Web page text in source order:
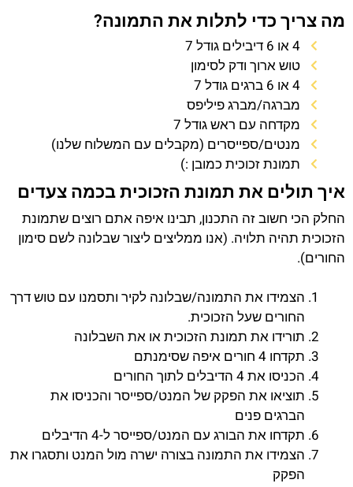
מה צריך כדי לתלות את התמונה?
4 או 6 דיבילים גודל 7
טוש ארוך ודק לסימון
4 או 6 ברגים גודל 7
מברגה/מברג פיליפס
מקדחה עם ראש גודל 7
מנטים/ספייסרים (מקבלים עם המשלוח שלנו)
תמונת זכוכית כמובן :)
איך תולים את תמונת הזכוכית בכמה צעדים
החלק הכי חשוב זה התכנון, תבינו איפה אתם רוצים שתמונת
הזכוכית תהיה תלויה. (אנו ממליצים ליצור שבלונה לשם סימון
החורים).
הצמידו את התמונה/שבלונה לקיר ותסמנו עם טוש דרך
החורים שעל הזכוכית.
תורידו את תמונת הזכוכית או את השבלונה
תקדחו 4 חורים איפה שסימנתם
הכניסו את 4 הדיבלים לתוך החורים
תוציאו את הפקק של המנט/ספייסר והכניסו את
הברגים פנים
תקדחו את הבורג עם המנט/ספייסר ל-4 הדיבלים
הצמידו את התמונה בצורה ישרה מול המנט ותסגרו את
הפקק